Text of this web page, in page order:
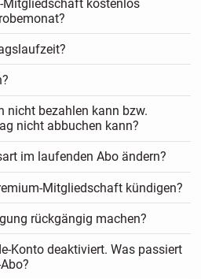
Mitgliedschaft kostenlos
nicht bezahlen kann bzw.
nicht abbuchen kann?
im laufenden Abo ändern?
Mitgliedschaft kündigen?
rückgängig machen?
Konto deaktiviert. Was passiert